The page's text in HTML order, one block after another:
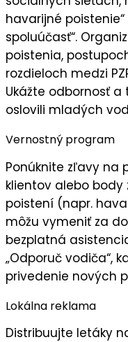
havarijné
spoluúčasť“.
poistenia,
rozdieloch medzi
Ukážte odbornosťa
oslovili mladých
Vernostný program
Ponúknite zľavy na
klientov alebo
poistení (napr.
môžu vymeniť za
bezplatná
„Odporuč vodiča“,
privedenie nových
Lokálna reklama
Distribuujte letáky